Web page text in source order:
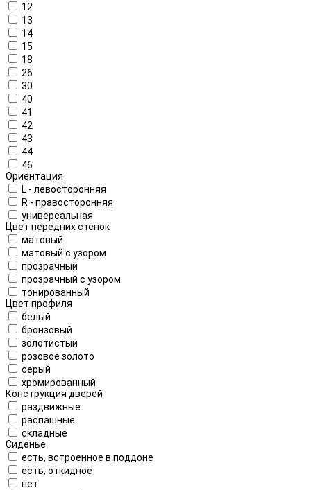
12
13
14
15
18
26
30
40
41
42
43
44
46
Ориентация
L - левосторонняя
R - правосторонняя
универсальная
Цвет передних стенок
матовый
матовый с узором
прозрачный
прозрачный с узором
тонированный
Цвет профиля
белый
бронзовый
золотистый
розовое золото
серый
хромированный
Конструкция дверей
раздвижные
распашные
складные
Сиденье
есть, встроенное в поддоне
есть, откидное
нет